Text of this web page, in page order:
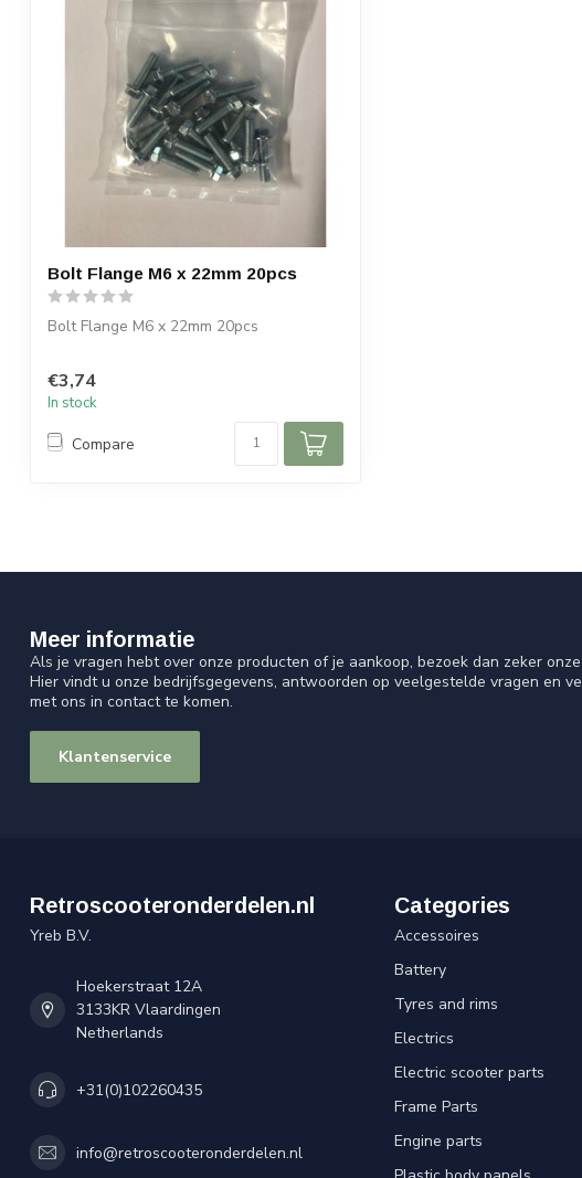
Bolt Flange M6 x 22mm 20pcs
Bolt Flange M6 x 22mm 20pcs
€3,74
In stock
Compare
Meer informatie
Als je vragen hebt over onze producten of je aankoop, bezoek dan zeker
Hier vindt u onze bedrijfsgegevens, antwoorden op veelgestelde vragen en
met ons in contact te komen.
Klantenservice
Retroscooteronderdelen.nl
Yreb B.V.
Hoekerstraat 12A
3133KR Vlaardingen
Netherlands
+31(0)102260435
info@retroscooteronderdelen.nl
Categories
Accessoires
Battery
Tyres and rims
Electrics
Electric scooter parts
Frame Parts
Engine parts